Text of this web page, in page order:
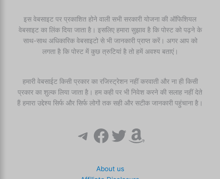
इस वेबसाइट पर प्रकाशित होने वाली सभी सरकारी योजना की ऑफिशियल
वेबसाइट का लिंक दिया जाता है। इसलिए हमारा सुझाव है कि पोस्ट को पढ़ने के
साथ-साथ अधिकारिक वेबसाइटो से भी जानकारी प्राप्त करें। अगर आप को
लगता है कि पोस्ट में कुछ त्रुटियां है तो हमें अवश्य बताएं।
हमारी वेबसाईट किसी प्रकार का रजिस्ट्रेशन नहीं करवाती और ना ही किसी
प्रकार का शुल्क लिया जाता है। हम कही पर भी निवेश करने की सलाह नहीं देते
हैं हमारा उद्देश्य सिर्फ और सिर्फ लोगों तक सही और सटीक जानकारी पहुंचाना है।
Telegram
Facebook
Twitter
Amazon
About us